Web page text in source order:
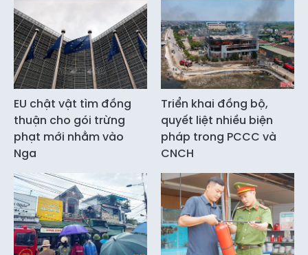
EU chật vật tìm đồng
thuận cho gói trừng
phạt mới nhằm vào
Nga
Triển khai đồng bộ,
quyết liệt nhiều biện
pháp trong PCCC và
CNCH